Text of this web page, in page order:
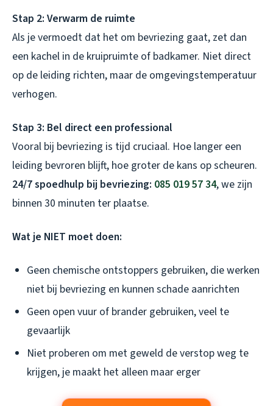
Stap 2: Verwarm de ruimte
Als je vermoedt dat het om bevriezing gaat, zet dan
een kachel in de kruipruimte of badkamer. Niet direct
op de leiding richten, maar de omgevingstemperatuur
verhogen.
Stap 3: Bel direct een professional
Vooral bij bevriezing is tijd cruciaal. Hoe langer een
leiding bevroren blijft, hoe groter de kans op scheuren.
24/7 spoedhulp bij bevriezing: 085 019 57 34, we zijn
binnen 30 minuten ter plaatse.
Wat je NIET moet doen:
Geen chemische ontstoppers gebruiken, die werken
niet bij bevriezing en kunnen schade aanrichten
Geen open vuur of brander gebruiken, veel te
gevaarlijk
Niet proberen om met geweld de verstop weg te
krijgen, je maakt het alleen maar erger